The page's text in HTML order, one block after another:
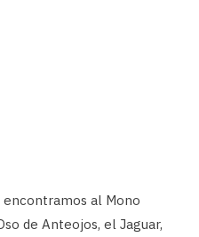
al Mono
de Anteojos, el Jaguar,